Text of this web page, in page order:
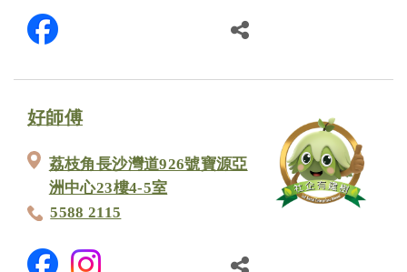
好師傅
荔枝角長沙灣道926號寶源亞
洲中心23樓4-5室
5588 2115